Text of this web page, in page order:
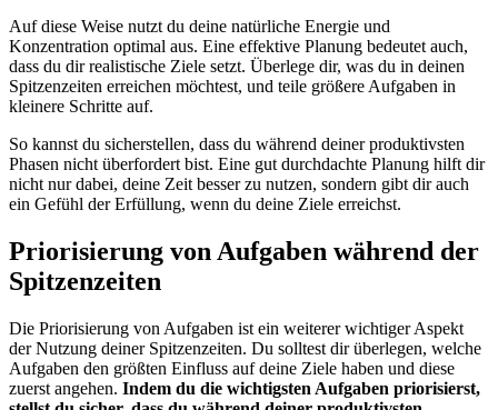
Auf diese Weise nutzt du deine natürliche Energie und
Konzentration optimal aus. Eine effektive Planung bedeutet auch,
dass du dir realistische Ziele setzt. Überlege dir, was du in deinen
Spitzenzeiten erreichen möchtest, und teile größere Aufgaben in
kleinere Schritte auf.
So kannst du sicherstellen, dass du während deiner produktivsten
Phasen nicht überfordert bist. Eine gut durchdachte Planung hilft dir
nicht nur dabei, deine Zeit besser zu nutzen, sondern gibt dir auch
ein Gefühl der Erfüllung, wenn du deine Ziele erreichst.
Priorisierung von Aufgaben während der
Spitzenzeiten
Die Priorisierung von Aufgaben ist ein weiterer wichtiger Aspekt
der Nutzung deiner Spitzenzeiten. Du solltest dir überlegen, welche
Aufgaben den größten Einfluss auf deine Ziele haben und diese
zuerst angehen. Indem du die wichtigsten Aufgaben priorisierst,